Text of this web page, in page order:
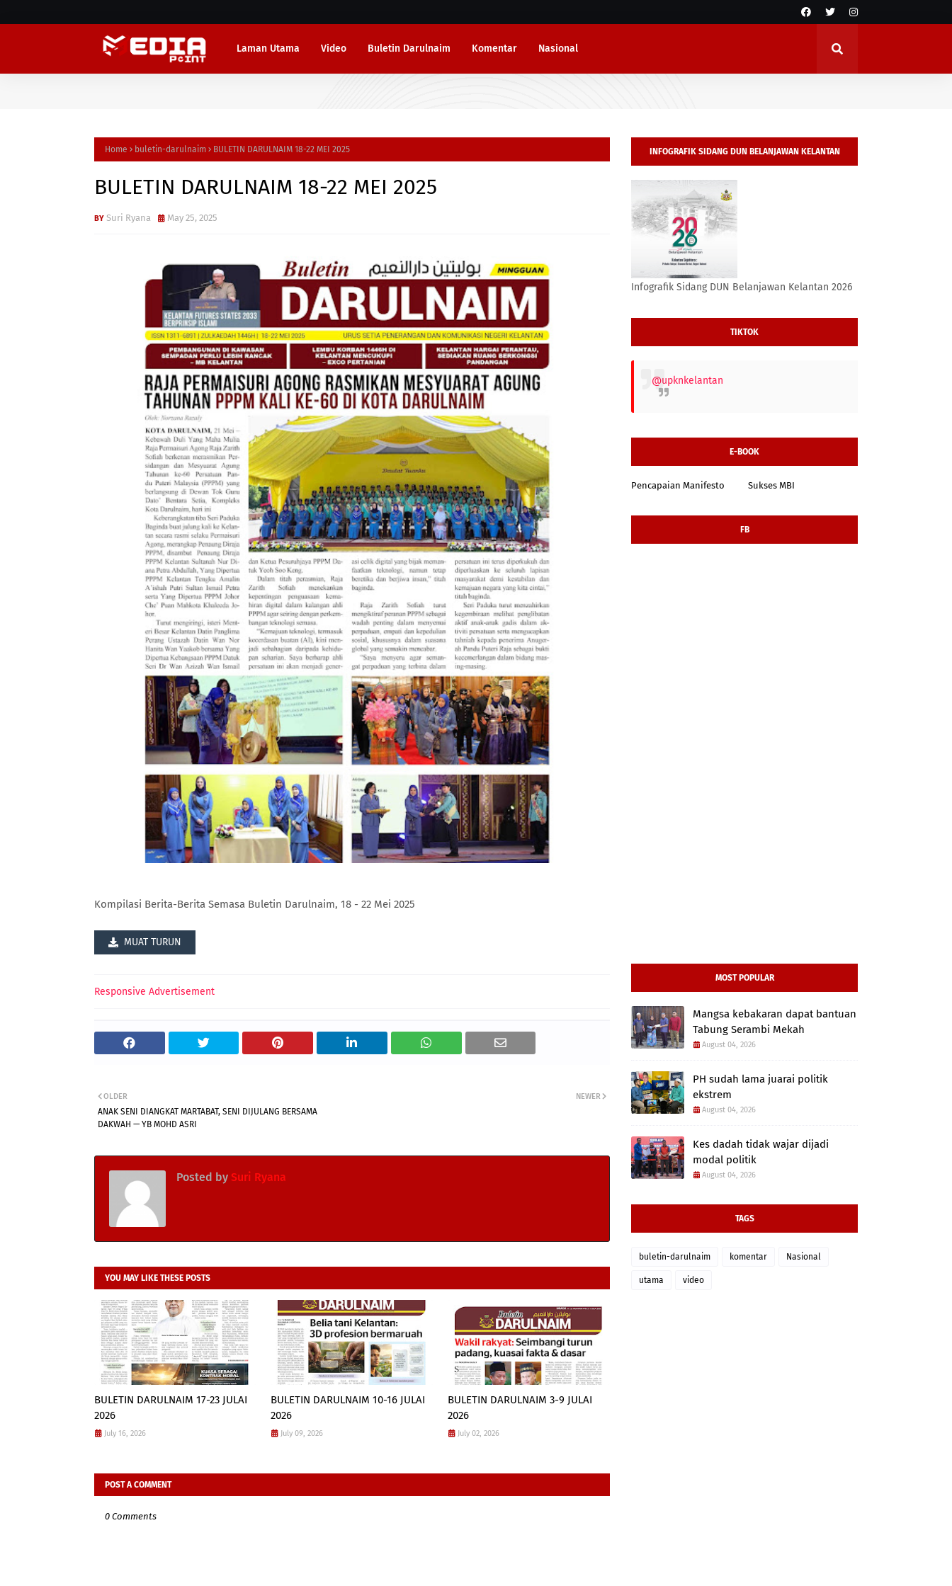
Laman Utama Video Buletin Darulnaim Komentar Nasional
Home buletin-darulnaim BULETIN DARULNAIM 18-22 MEI 2025
BULETIN DARULNAIM 18-22 MEI 2025
Suri Ryana May 25, 2025
Kompilasi Berita-Berita Semasa Buletin Darulnaim, 18 - 22 Mei 2025
MUAT TURUN
Responsive Advertisement
NEWER
OLDER
ANAK SENI DIANGKAT MARTABAT, SENI DIJULANG BERSAMA
DAKWAH — YB MOHD ASRI
Posted by Suri Ryana
YOU MAY LIKE THESE POSTS
BULETIN DARULNAIM 17-23 JULAI
2026
July 16, 2026
BULETIN DARULNAIM 10-16 JULAI
2026
July 09, 2026
BULETIN DARULNAIM 3-9 JULAI
2026
July 02, 2026
POST A COMMENT
0 Comments
INFOGRAFIK SIDANG DUN BELANJAWAN KELANTAN
2026
Infografik Sidang DUN Belanjawan Kelantan 2026
TIKTOK
@upknkelantan
E-BOOK
Pencapaian Manifesto Sukses MBI
FB
MOST POPULAR
Mangsa kebakaran dapat bantuan
Tabung Serambi Mekah
August 04, 2026
PH sudah lama juarai politik
ekstrem
August 04, 2026
Kes dadah tidak wajar dijadi
modal politik
August 04, 2026
TAGS
buletin-darulnaim komentar Nasional
utama video